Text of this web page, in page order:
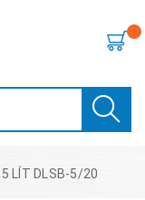
5 LÍT DLSB-5/20